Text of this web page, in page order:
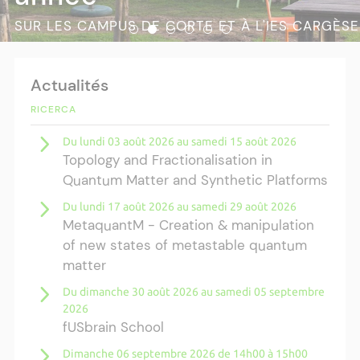
SUR LES CAMPUS DE CORTE ET À L'IES CARGÈSE
Actualités
RICERCA
Du lundi 03 août 2026 au samedi 15 août 2026
Topology and Fractionalisation in
Quantum Matter and Synthetic Platforms
Du lundi 17 août 2026 au samedi 29 août 2026
MetaquantM - Creation & manipulation
of new states of metastable quantum
matter
Du dimanche 30 août 2026 au samedi 05 septembre
2026
fUSbrain School
Dimanche 06 septembre 2026 de 14h00 à 15h00